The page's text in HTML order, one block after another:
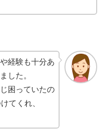
経験も十分あ
した。
困っていたの
てくれ、